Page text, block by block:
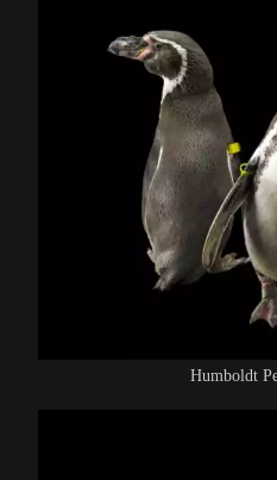
Humboldt